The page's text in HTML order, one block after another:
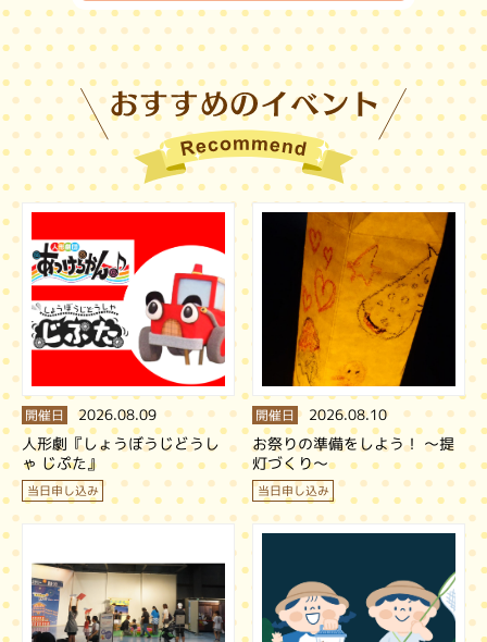
お勧めの
開催日 2026.08.09
人形劇『しょうぼうじどうし
ゃ じぷた』
当日申し込み
開催日 2026.08.10
お祭りの準備をしよう！ ～提
灯づくり～
当日申し込み